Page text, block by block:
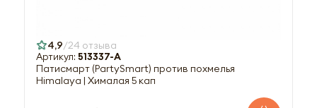
4,9 24 отзыва
Артикул: 513337-A
Патисмарт (PartySmart) против похмелья
Himalaya | Хималая 5 кап